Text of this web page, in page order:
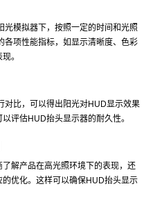
模拟器下，按照一定的时间和光照
项性能指标，如显示清晰度、色彩
。
对比，可以得出阳光对HUD显示效果
评估HUD抬头显示器的耐久性。
解产品在高光照环境下的表现，还
优化。这样可以确保HUD抬头显示